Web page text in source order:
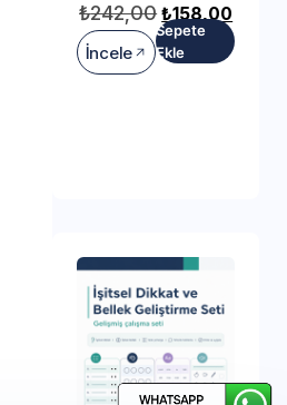
₺242,00 ₺158,00
İncele
Sepete
Ekle